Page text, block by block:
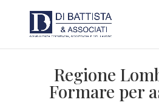
Regione
Formare per